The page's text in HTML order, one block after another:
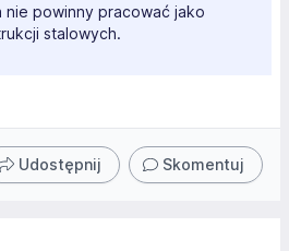
nie powinny pracować jako
stalowych.
Udostępnij Skomentuj